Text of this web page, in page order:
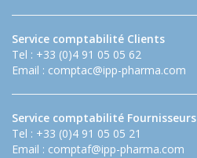
Service comptabilité Clients
Tel : +33 (0)4 91 05 05 62
Email : comptac@ipp-pharma.com
Service comptabilité Fournisseurs
Tel : +33 (0)4 91 05 05 21
Email : comptaf@ipp-pharma.com